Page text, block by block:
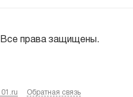
права защищены.
Обратная связь